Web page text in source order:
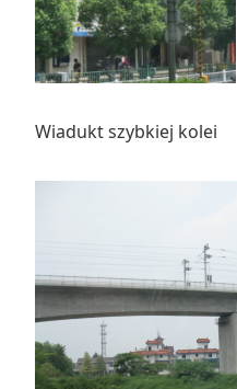
Wiadukt szybkiej kolei